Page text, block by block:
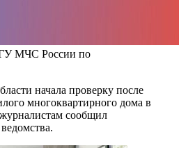
МЧС России по
начала проверку после
многоквартирного дома в
сообщил